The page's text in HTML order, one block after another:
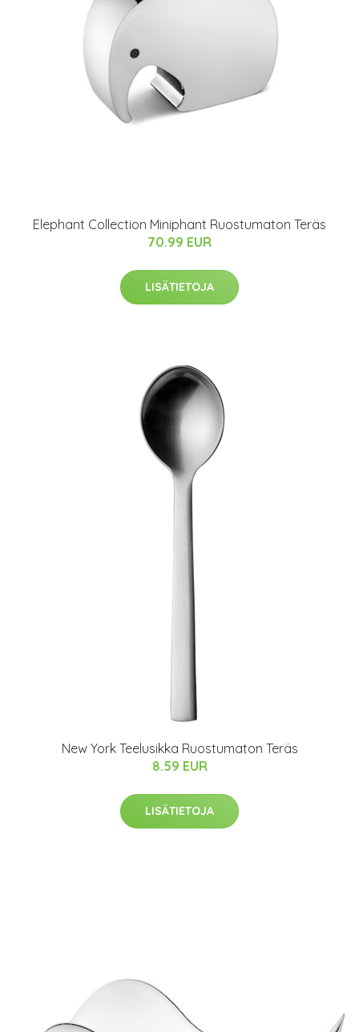
Elephant Collection Miniphant Ruostumaton Teräs
70.99 EUR
LISÄTIETOJA
New York Teelusikka Ruostumaton Teräs
8.59 EUR
LISÄTIETOJA